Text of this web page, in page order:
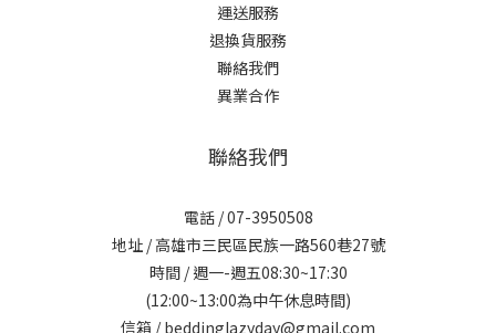
運送服務
退換貨服務
聯絡我們
異業合作
聯絡我們
電話 / 07-3950508
地址 / 高雄市三民區民族一路560巷27號
時間 / 週一-週五08:30~17:30
(12:00~13:00為中午休息時間)
信箱 / beddinglazyday@gmail.com